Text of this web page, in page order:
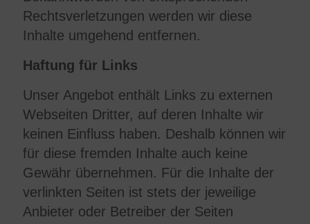
Rechtsverletzungen werden wir diese
Inhalte umgehend entfernen.
Haftung für Links
Unser Angebot enthält Links zu externen
Webseiten Dritter, auf deren Inhalte wir
keinen Einfluss haben. Deshalb können wir
für diese fremden Inhalte auch keine
Gewähr übernehmen. Für die Inhalte der
verlinkten Seiten ist stets der jeweilige
Anbieter oder Betreiber der Seiten